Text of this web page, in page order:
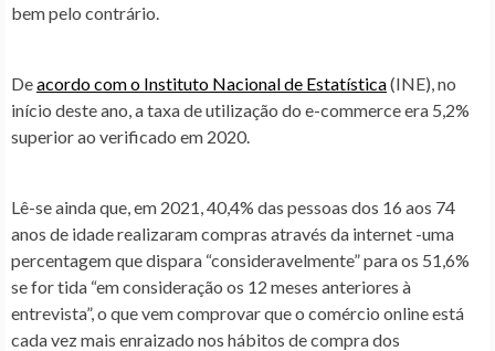
bem pelo contrário.
Deacordo com o Instituto Nacional de Estatística(INE), no
início deste ano, a taxa de utilização do e-commerce era 5,2%
superior ao verificado em 2020.
Lê-se ainda que, em 2021, 40,4% das pessoas dos 16 aos 74
anos de idade realizaram compras através da internet -uma
percentagem que dispara “consideravelmente” para os 51,6%
se for tida “em consideração os 12 meses anteriores à
entrevista”, o que vem comprovar que o comércio online está
cada vez mais enraizado nos hábitos de compra dos